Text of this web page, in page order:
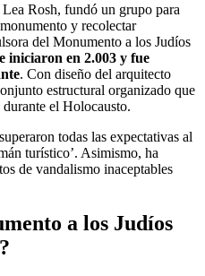
Rosh, fundó un grupo para
y recolectar
del Monumento a los Judíos
iniciaron en 2.003 y fue
. Con diseño del arquitecto
estructural organizado que
durante el Holocausto.
todas las expectativas al
turístico’. Asimismo, ha
de vandalismo inaceptables
a los Judíos